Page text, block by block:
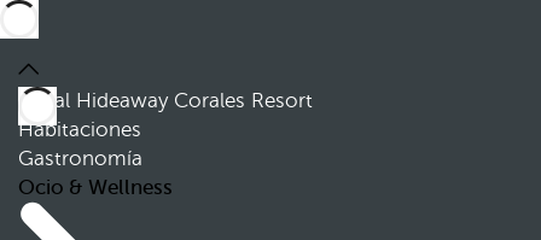
Royal Hideaway Corales Resort
Habitaciones
Gastronomía
Ocio & Wellness